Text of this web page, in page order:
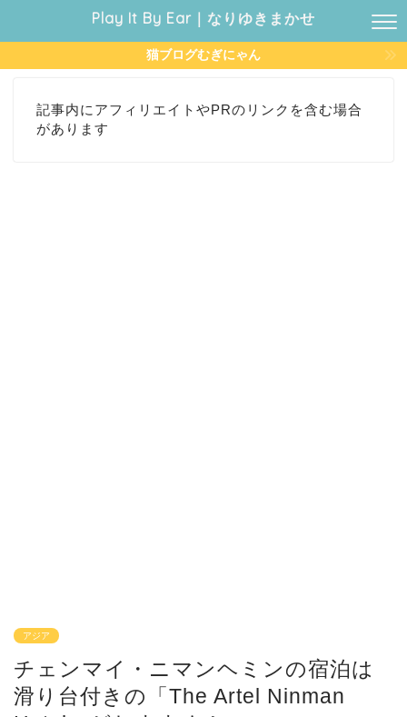
Play It By Ear｜なりゆきまかせ
猫ブログむぎにゃん
記事内にアフィリエイトやPRのリンクを含む場合
があります
アジア
チェンマイ・ニマンヘミンの宿泊は
滑り台付きの「The Artel Ninman